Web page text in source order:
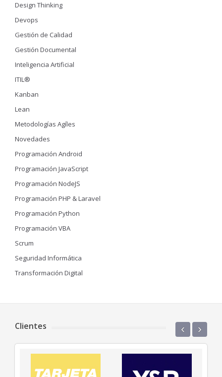
Design Thinking
Devops
Gestión de Calidad
Gestión Documental
Inteligencia Artificial
ITIL®
Kanban
Lean
Metodologías Agíles
Novedades
Programación Android
Programación JavaScript
Programación NodeJS
Programación PHP & Laravel
Programación Python
Programación VBA
Scrum
Seguridad Informática
Transformación Digital
Clientes ‹ ›